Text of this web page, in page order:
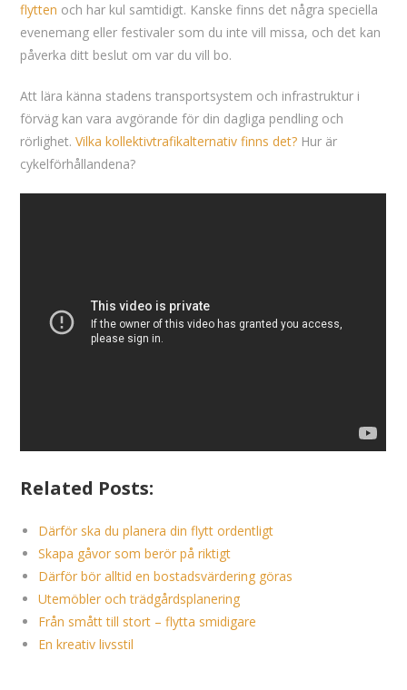
flytten och har kul samtidigt. Kanske finns det några speciella
evenemang eller festivaler som du inte vill missa, och det kan
påverka ditt beslut om var du vill bo.
Att lära känna stadens transportsystem och infrastruktur i
förväg kan vara avgörande för din dagliga pendling och
rörlighet.Vilka kollektivtrafikalternativ finns det? Hur är
cykelförhållandena?
Related Posts:
Därför ska du planera din flytt ordentligt
Skapa gåvor som berör på riktigt
Därför bör alltid en bostadsvärdering göras
Utemöbler och trädgårdsplanering
Från smått till stort – flytta smidigare
En kreativ livsstil